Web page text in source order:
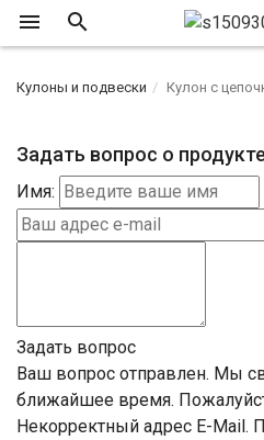
Кулоны и подвески Кулон с
Задать вопрос о
Имя:
Задать вопрос
Ваш вопрос отправлен. Мы
ближайшее время.
Некорректный адрес E-Mail.